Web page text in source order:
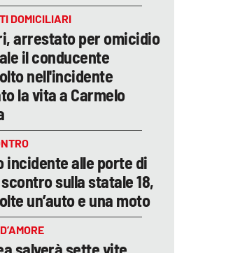
DOMICILIARI
arrestato per omicidio
il conducente
nell'incidente
la vita a Carmelo
incidente alle porte di
sulla statale 18,
un’auto e una moto